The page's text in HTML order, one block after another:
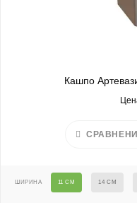
Кашпо
ШИРИНА 11 СМ 14 СМ